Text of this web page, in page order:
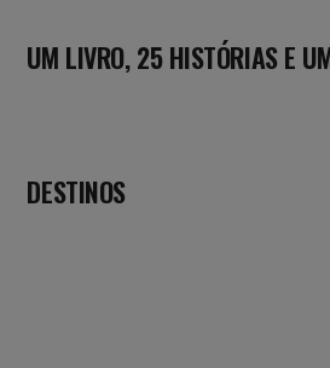
UM LIVRO, 25 HISTÓRIAS E
DESTINOS